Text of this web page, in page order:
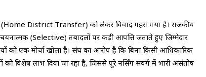
(Home District Transfer) को लेकर विवाद गहरा गया है। राजकीय
(Selective) तबादलों पर कड़ी आपत्ति जताते हुए जिम्मेदार
को एक मोर्चा खोला है। संघ का आरोप है कि बिना किसी आधिकारिक
लाभ दिया जा रहा है, जिससे पूरे नर्सिंग संवर्ग में भारी असंतोष